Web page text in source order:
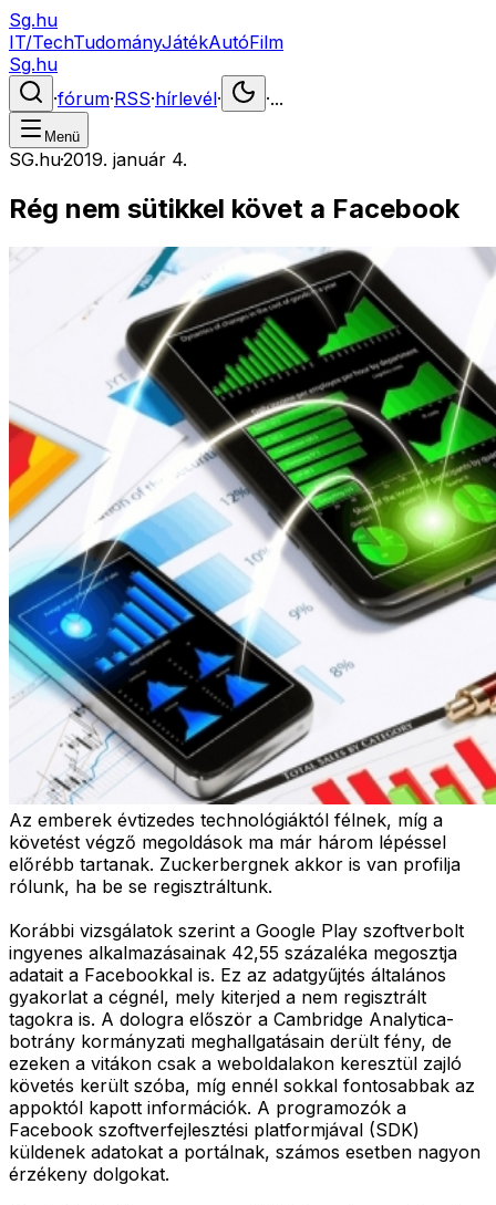
Sg.hu
IT/TechTudományJátékAutóFilm
Sg.hu
·fórum·RSS·hírlevél· ·...
Menü
SG.hu·2019. január 4.
Rég nem sütikkel követ a Facebook
Az emberek évtizedes technológiáktól félnek, míg a
követést végző megoldások ma már három lépéssel
előrébb tartanak. Zuckerbergnek akkor is van profilja
rólunk, ha be se regisztráltunk.
Korábbi vizsgálatok szerint a Google Play szoftverbolt
ingyenes alkalmazásainak 42,55 százaléka megosztja
adatait a Facebookkal is. Ez az adatgyűjtés általános
gyakorlat a cégnél, mely kiterjed a nem regisztrált
tagokra is. A dologra először a Cambridge Analytica-
botrány kormányzati meghallgatásain derült fény, de
ezeken a vitákon csak a weboldalakon keresztül zajló
követés került szóba, míg ennél sokkal fontosabbak az
appoktól kapott információk. A programozók a
Facebook szoftverfejlesztési platformjával (SDK)
küldenek adatokat a portálnak, számos esetben nagyon
érzékeny dolgokat.